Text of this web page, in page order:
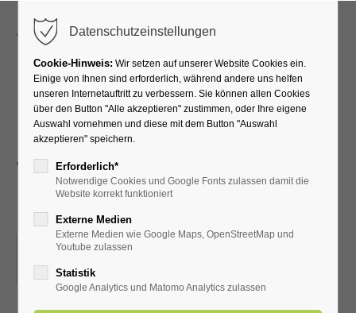
Das Mandolinen-
Orchester Geseke 1930 e.
V. spielt stimmungsvolle
Melodien
22.03.2026, 15:00
ORT: KURHALLE
Datenschutzeinstellungen
Cookie-Hinweis: Wir setzen auf unserer Website Cookies ein.
Einige von Ihnen sind erforderlich, während andere uns helfen
unseren Internetauftritt zu verbessern. Sie können allen Cookies
über den Button "Alle akzeptieren" zustimmen, oder Ihre eigene
Auswahl vornehmen und diese mit dem Button "Auswahl
akzeptieren" speichern.
Erforderlich*
Notwendige Cookies und Google Fonts zulassen damit die
Website korrekt funktioniert
Externe Medien
Externe Medien wie Google Maps, OpenStreetMap und
Youtube zulassen
Statistik
Google Analytics und Matomo Analytics zulassen